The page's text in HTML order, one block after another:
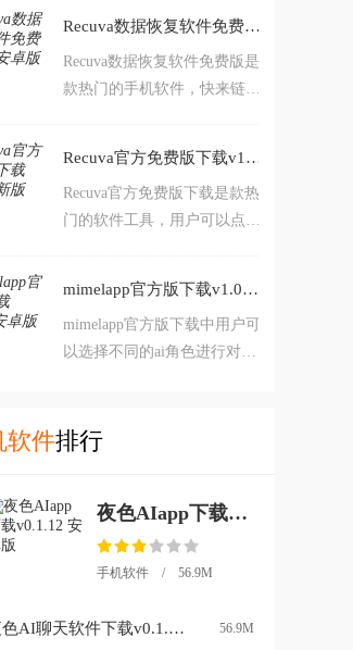
足用户的搜索需求，只需要点
击下载后就可以开始进行体
验，喜欢的小伙伴快来加入我
Recuva数据恢复软件免费版v1.1 安卓版
Recuva数据恢复软件免费版是
款热门的手机软件，快来链接
需要点击屏幕就可以开始进行
设置体验，好用的软件实时更
新带来了超多选择，感兴趣的
不要错过！
Recuva官方免费版下载v1.1 最新版
Recuva官方免费版下载是款热
门的软件工具，用户可以点击
据自己的需求来完成体验吧，
免费的软件带来了不同的选
择，喜欢的小伙伴快来加入我
mimelapp官方版下载v1.0.1 安卓版
mimelapp官方版下载中用户可
以选择不同的ai角色进行对话
角色每天都在更新，让你能够
软件排行
夜色AIapp下载v0.1.12 安卓版
手机软件 / 56.9M
夜色AI聊天软件下载v0.1.12 最新版 56.9M